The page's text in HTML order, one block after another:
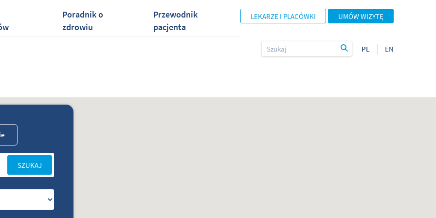
Poradnik o
zdrowiu
Przewodnik
pacjenta
LEKARZE I PLACÓWKI UMÓW WIZYTĘ
PL EN
SZUKAJ